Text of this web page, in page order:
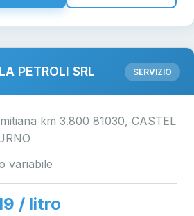
PETROLI SRL SERVIZIO
km 3.800 81030, CASTEL
variabile
/ litro